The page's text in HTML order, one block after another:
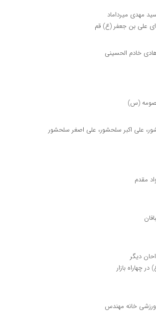
مهدی میرداماد
خادم الحسینی
علی اکبر سلحشور، علی اصغر سلحشور
مقدم
دیگر
چهاراه بازار